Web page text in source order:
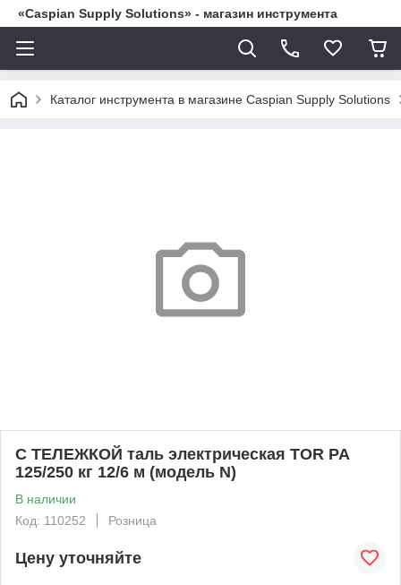
«Caspian Supply Solutions» - магазин инструмента
Каталог инструмента в магазине Caspian Supply Solutions
С ТЕЛЕЖКОЙ таль электрическая TOR PA
125/250 кг 12/6 м (модель N)
В наличии
Код: 110252
Розница
Цену уточняйте